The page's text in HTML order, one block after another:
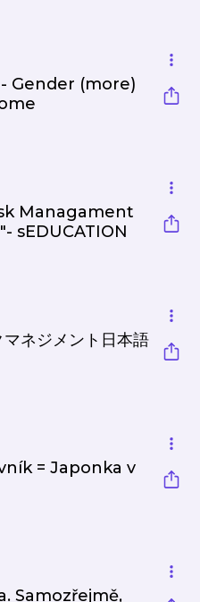
Gender (more)
Managament
sEDUCATION
ネジメント日本語
= Japonka v
Samozřejmě,